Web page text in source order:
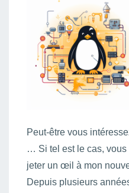
Peut-être vous
… Si tel est le cas,
jeter un œil à mon
Depuis plusieurs